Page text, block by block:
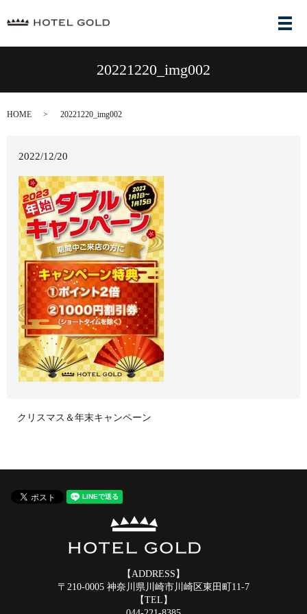
メ
20221220_img002
HOME 20221220_img002
2022/12/20
クリスマス＆年末キャンペーン
【ADDRESS】
〒210-0005 神奈川県川崎市川崎区東田町11-7
【TEL】